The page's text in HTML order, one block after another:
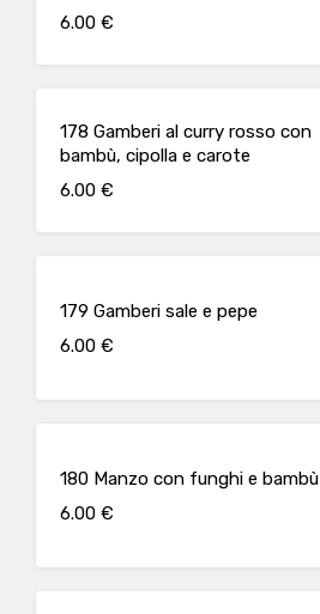
6.00 €
178 Gamberi al curry rosso con
bambù, cipolla e carote
6.00 €
179 Gamberi sale e pepe
6.00 €
180 Manzo con funghi e bambù
6.00 €